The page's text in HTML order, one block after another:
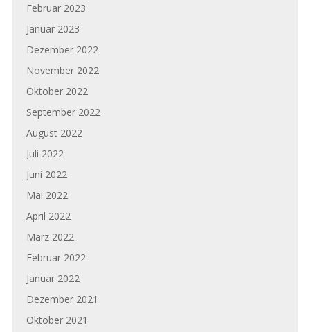
Februar 2023
Januar 2023
Dezember 2022
November 2022
Oktober 2022
September 2022
August 2022
Juli 2022
Juni 2022
Mai 2022
April 2022
März 2022
Februar 2022
Januar 2022
Dezember 2021
Oktober 2021